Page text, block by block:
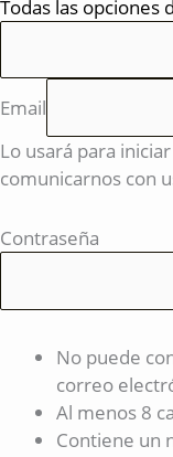
Todas las opciones
Email
Lo usará para
comunicarnos con
Contraseña
No puede
correo
Al menos 8
Contiene un